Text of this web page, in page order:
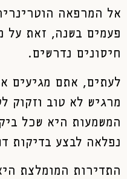
אל המרפאה
פעמים בשנה, זאת על
חיסונים נדרשים.
לעתים, אתם מגיעים
מרגיש לא טוב וזקוק
המשמעות היא שכל
נפלאה לבצע בדיקות
התדירות המומלצת